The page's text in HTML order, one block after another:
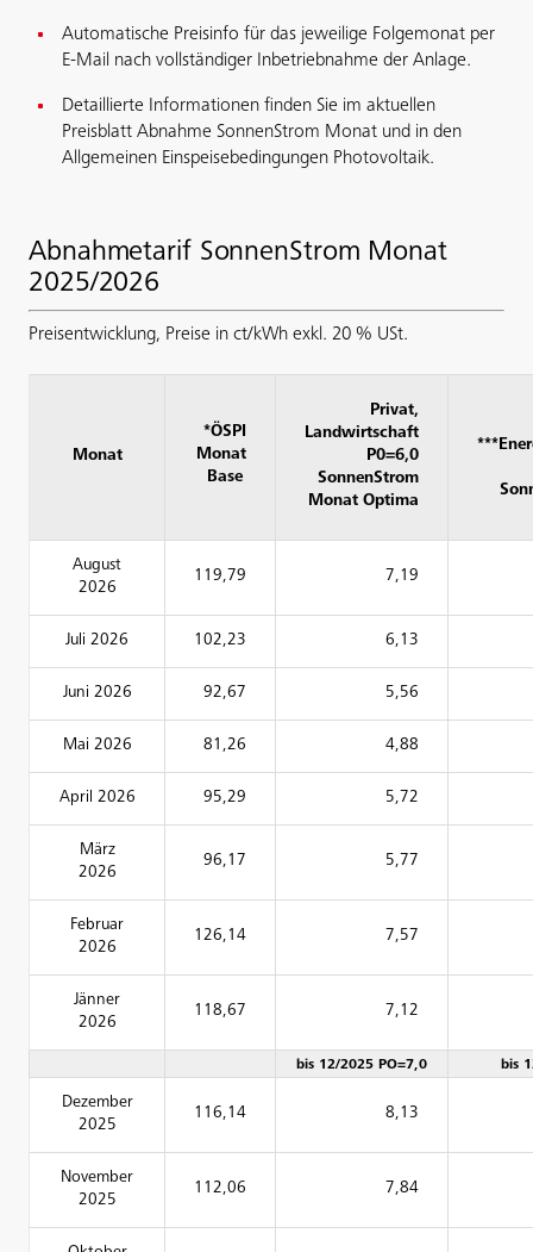
Automatische Preisinfo für das jeweilige Folgemonat per
E-Mail nach vollständiger Inbetriebnahme der Anlage.
Detaillierte Informationen finden Sie im aktuellen
Preisblatt Abnahme SonnenStrom Monat und in den
Allgemeinen Einspeisebedingungen Photovoltaik.
Abnahmetarif SonnenStrom Monat
2025/2026
Preisentwicklung, Preise in ct/kWh exkl. 20 % USt.
Monat
*ÖSPI
Monat
Base
Privat,
Landwirtschaft
P0=6,0
SonnenStrom
Monat Optima
August
2026
119,79 7,19
Juli 2026 102,23 6,13
Juni 2026 92,67 5,56
Mai 2026 81,26 4,88
April 2026 95,29 5,72
März
2026
96,17 5,77
Februar
2026
126,14 7,57
Jänner
2026
118,67 7,12
bis 12/2025 PO=7,0 bis
Dezember
2025
116,14 8,13
November
2025
112,06 7,84